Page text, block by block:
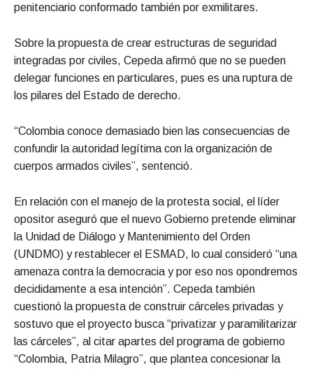
penitenciario conformado también por exmilitares.
Sobre la propuesta de crear estructuras de seguridad
integradas por civiles, Cepeda afirmó que no se pueden
delegar funciones en particulares, pues es una ruptura de
los pilares del Estado de derecho.
“Colombia conoce demasiado bien las consecuencias de
confundir la autoridad legítima con la organización de
cuerpos armados civiles”, sentenció.
En relación con el manejo de la protesta social, el líder
opositor aseguró que el nuevo Gobierno pretende eliminar
la Unidad de Diálogo y Mantenimiento del Orden
(UNDMO) y restablecer el ESMAD, lo cual consideró “una
amenaza contra la democracia y por eso nos opondremos
decididamente a esa intención”. Cepeda también
cuestionó la propuesta de construir cárceles privadas y
sostuvo que el proyecto busca “privatizar y paramilitarizar
las cárceles”, al citar apartes del programa de gobierno
“Colombia, Patria Milagro”, que plantea concesionar la